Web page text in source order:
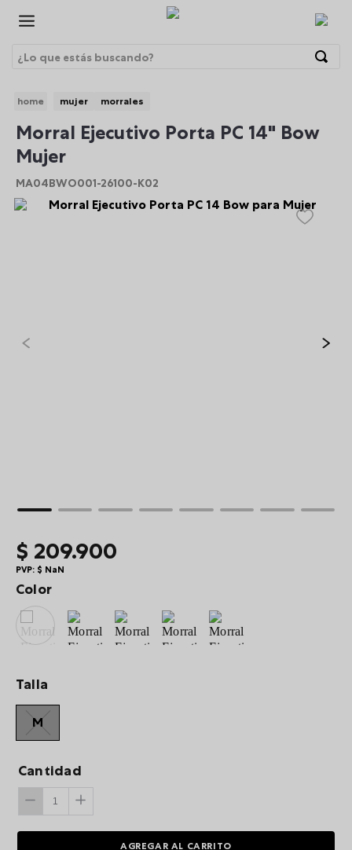
¿Lo que estás buscando?
mujer morrales
Morral Ejecutivo Porta PC 14" Bow
Mujer
MA04BWO001-26100-K02
$ 209.900
PVP: $ NaN
Talla
M
Color
Cantidad
AGREGAR AL CARRITO
1.
morrales
2.
gorras
3.
bolsos
4
lonchera